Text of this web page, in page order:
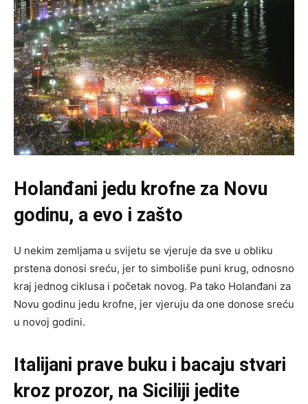
Holanđani jedu krofne za Novu
godinu, a evo i zašto
U nekim zemljama u svijetu se vjeruje da sve u obliku
prstena donosi sreću, jer to simboliše puni krug, odnosno
kraj jednog ciklusa i početak novog. Pa tako Holanđani za
Novu godinu jedu krofne, jer vjeruju da one donose sreću
u novoj godini.
Italijani prave buku i bacaju stvari
kroz prozor, na Siciliji jedite